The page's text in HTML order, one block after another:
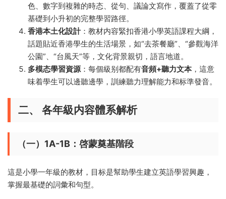
色、數字到複雜的時态、從句、議論文寫作，覆蓋了從零
基礎到小升初的完整學習路徑。
香港本土化設計：教材内容緊扣香港小學英語課程大綱，
話題貼近香港學生的生活場景，如“去茶餐廳”、“參觀海洋
公園”、“台風天”等，文化背景親切，語言地道。
多模态學習資源 ：每個級别都配有音頻+聽力文本，這意
味着學生可以邊聽邊學，訓練聽力理解能力和标準發音。
二、 各年級内容體系解析
（一）1A-1B：啓蒙奠基階段
這是小學一年級的教材，目标是幫助學生建立英語學習興趣，
掌握最基礎的詞彙和句型。